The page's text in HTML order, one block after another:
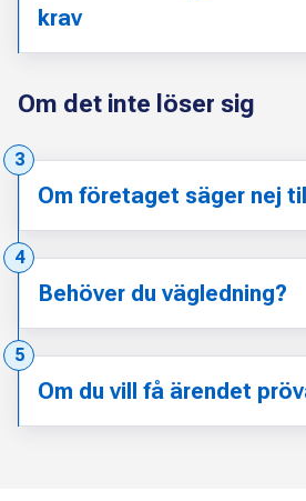
krav
Om det inte löser sig
Steg:
3
Om företaget säger nej
Steg:
4
Behöver du vägledning?
Steg:
5
Om du vill få ärendet